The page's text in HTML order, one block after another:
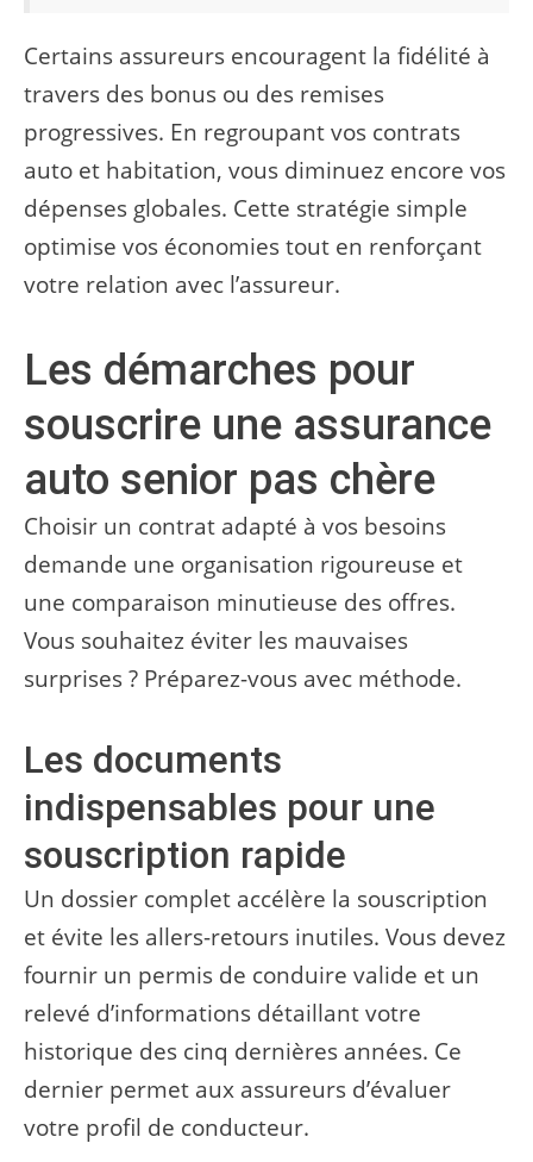
Certains assureurs encouragent la fidélité à
travers des bonus ou des remises
progressives. En regroupant vos contrats
auto et habitation, vous diminuez encore vos
dépenses globales. Cette stratégie simple
optimise vos économies tout en renforçant
votre relation avec l’assureur.
Les démarches pour
souscrire une assurance
auto senior pas chère
Choisir un contrat adapté à vos besoins
demande une organisation rigoureuse et
une comparaison minutieuse des offres.
Vous souhaitez éviter les mauvaises
surprises ? Préparez-vous avec méthode.
Les documents
indispensables pour une
souscription rapide
Un dossier complet accélère la souscription
et évite les allers-retours inutiles. Vous devez
fournir un permis de conduire valide et un
relevé d’informations détaillant votre
historique des cinq dernières années. Ce
dernier permet aux assureurs d’évaluer
votre profil de conducteur.